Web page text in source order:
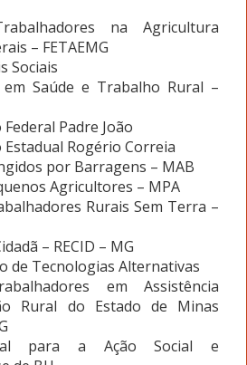
na Agricultura
– FETAEMG
Sociais
Saúde e Trabalho Rural –
Padre João
Rogério Correia
por Barragens – MAB
Agricultores – MPA
Rurais Sem Terra –
– RECID – MG
de Tecnologias Alternativas
em Assistência
Rural do Estado de Minas
para a Ação Social e